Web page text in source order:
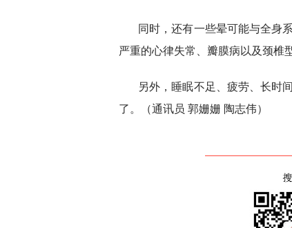
同时，还有一些晕可能与全身
严重的心律失常、瓣膜病以及颈椎
另外，睡眠不足、疲劳、长时
了。（通讯员 郭姗姗 陶志伟）